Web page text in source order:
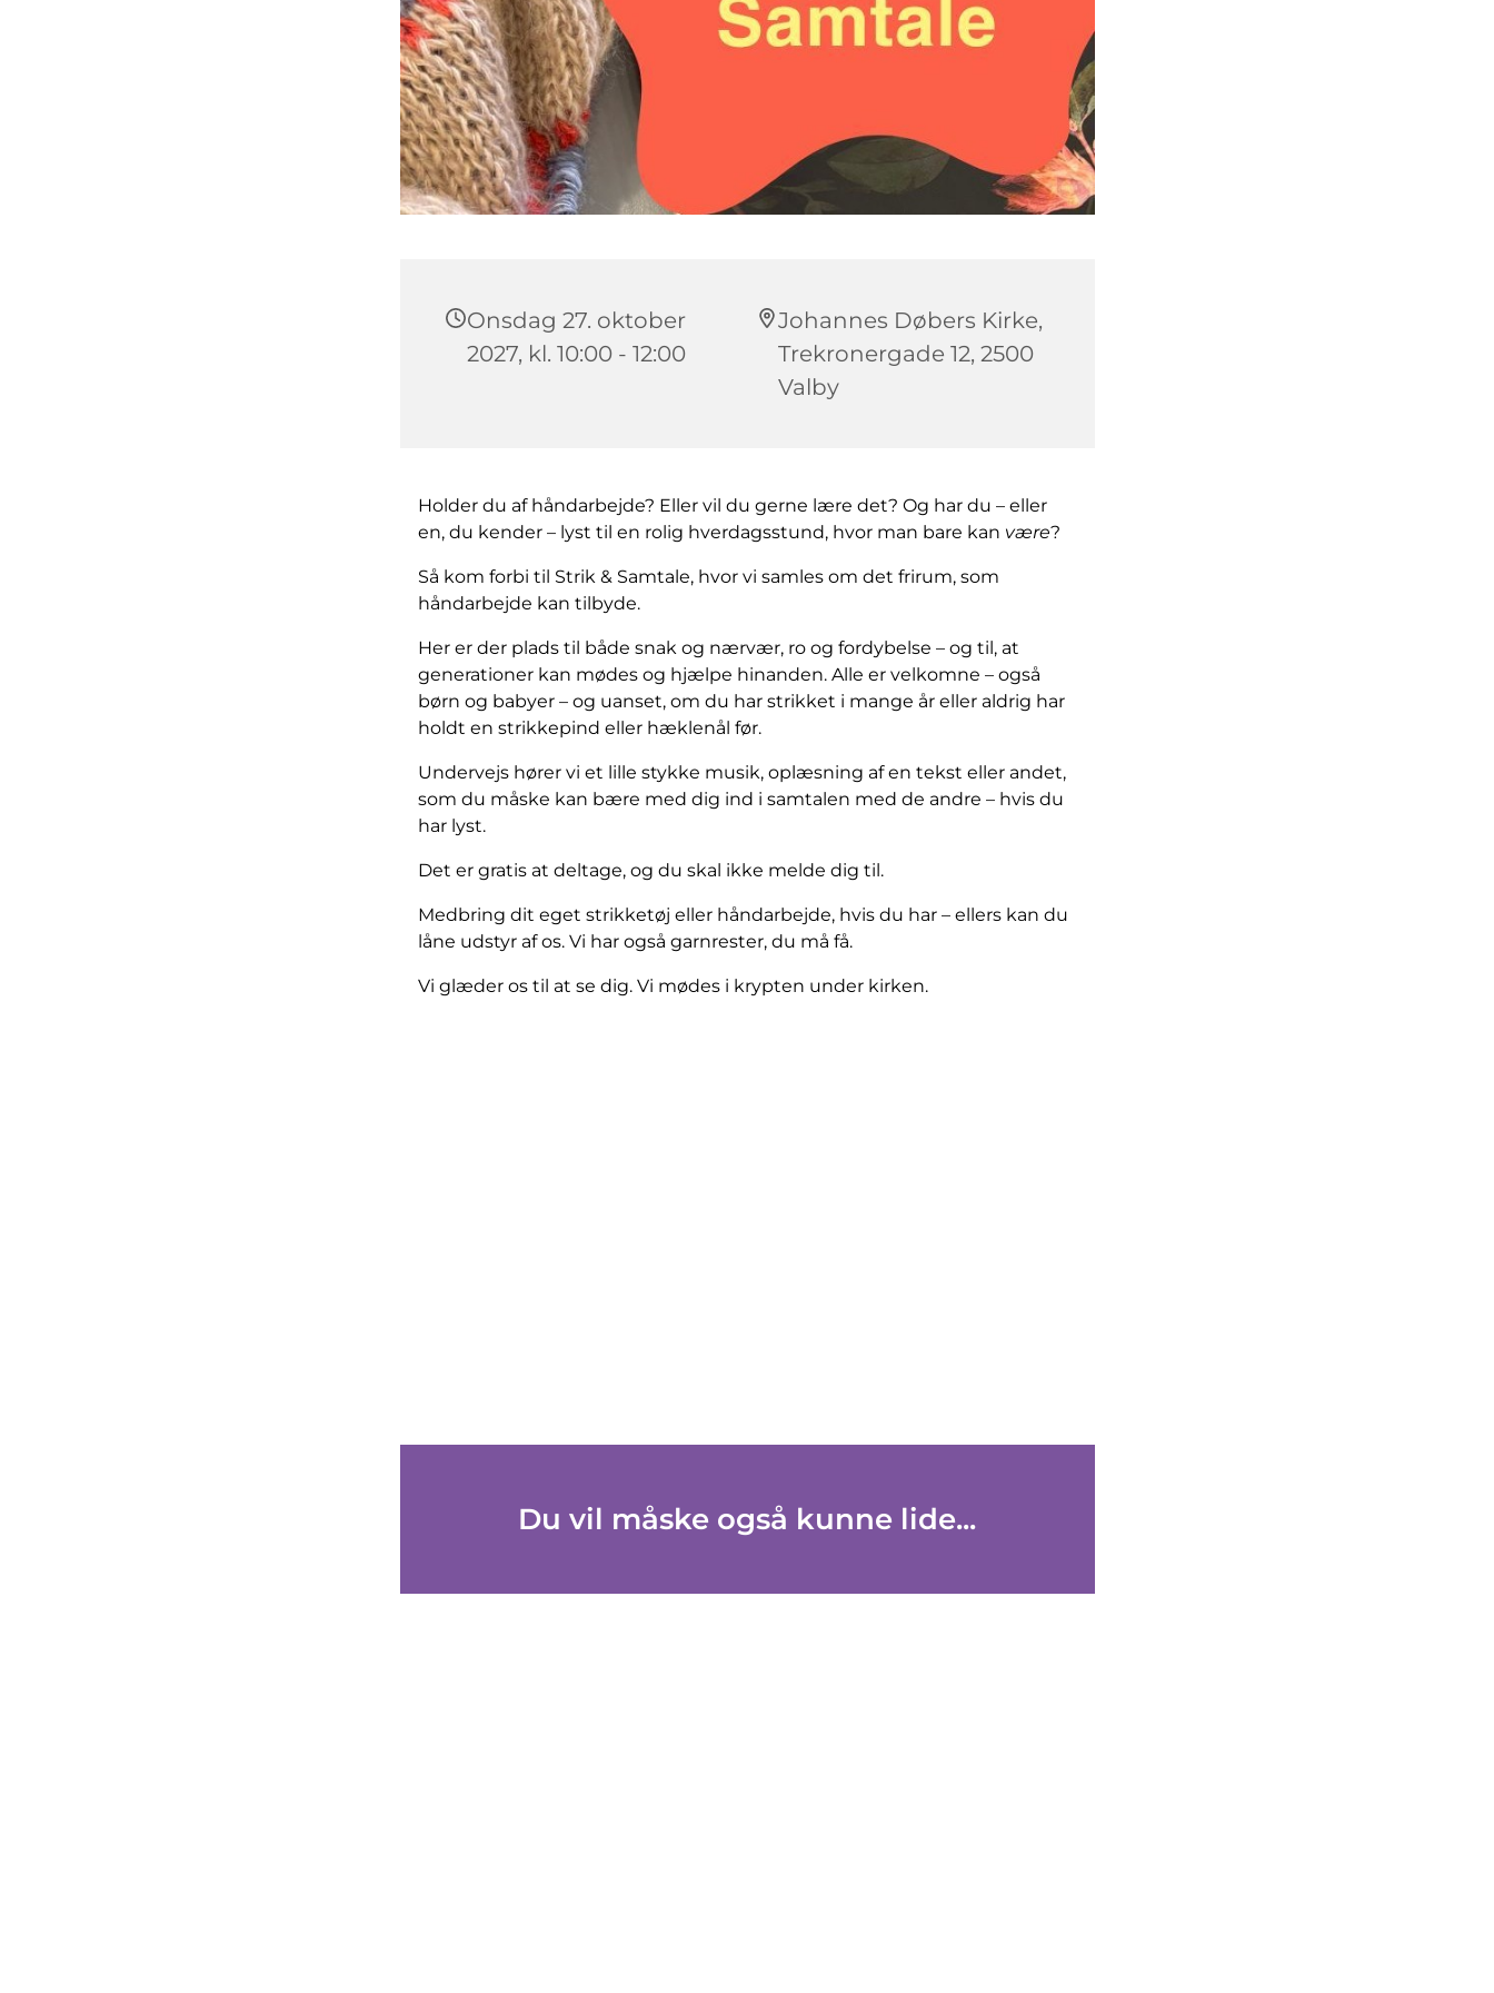
Onsdag 27. oktober
2027, kl. 10:00 - 12:00
Johannes Døbers Kirke,
Trekronergade 12, 2500
Valby
Holder du af håndarbejde? Eller vil du gerne lære det? Og har du – eller
en, du kender – lyst til en rolig hverdagsstund, hvor man bare kan være?
Så kom forbi til Strik & Samtale, hvor vi samles om det frirum, som
håndarbejde kan tilbyde.
Her er der plads til både snak og nærvær, ro og fordybelse – og til, at
generationer kan mødes og hjælpe hinanden. Alle er velkomne – også
børn og babyer – og uanset, om du har strikket i mange år eller aldrig har
holdt en strikkepind eller hæklenål før.
Undervejs hører vi et lille stykke musik, oplæsning af en tekst eller andet,
som du måske kan bære med dig ind i samtalen med de andre – hvis du
har lyst.
Det er gratis at deltage, og du skal ikke melde dig til.
Medbring dit eget strikketøj eller håndarbejde, hvis du har – ellers kan du
låne udstyr af os. Vi har også garnrester, du må få.
Vi glæder os til at se dig. Vi mødes i krypten under kirken.
Du vil måske også kunne lide...